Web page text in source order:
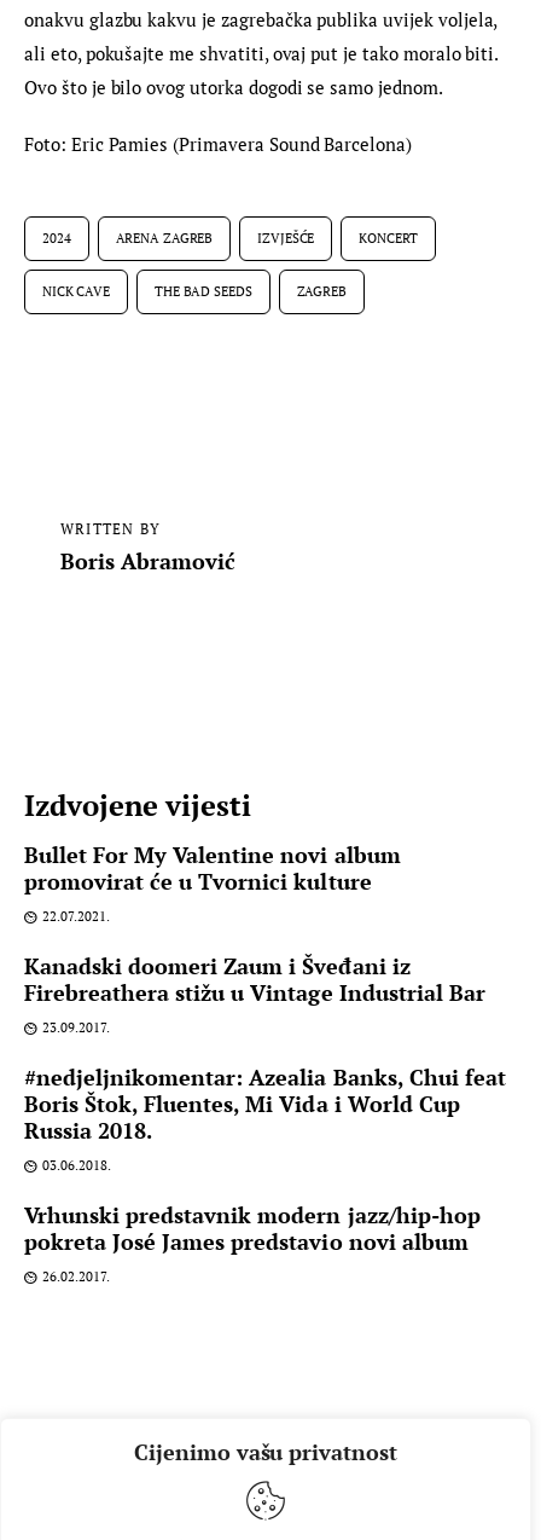
Cijenimo vašu privatnost
onakvu glazbu kakvu je zagrebačka publika uvijek voljela,
ali eto, pokušajte me shvatiti, ovaj put je tako moralo biti.
Ovo što je bilo ovog utorka dogodi se samo jednom.
Foto: Eric Pamies (Primavera Sound Barcelona)
2024 ARENA ZAGREB IZVJEŠĆE KONCERT
NICK CAVE THE BAD SEEDS ZAGREB
WRITTEN BY
Boris Abramović
Izdvojene vijesti
Bullet For My Valentine novi album
promovirat će u Tvornici kulture
22.07.2021.
Kanadski doomeri Zaum i Šveđani iz
Firebreathera stižu u Vintage Industrial Bar
23.09.2017.
#nedjeljnikomentar: Azealia Banks, Chui feat
Boris Štok, Fluentes, Mi Vida i World Cup
Russia 2018.
03.06.2018.
Vrhunski predstavnik modern jazz/hip-hop
pokreta José James predstavio novi album
26.02.2017.